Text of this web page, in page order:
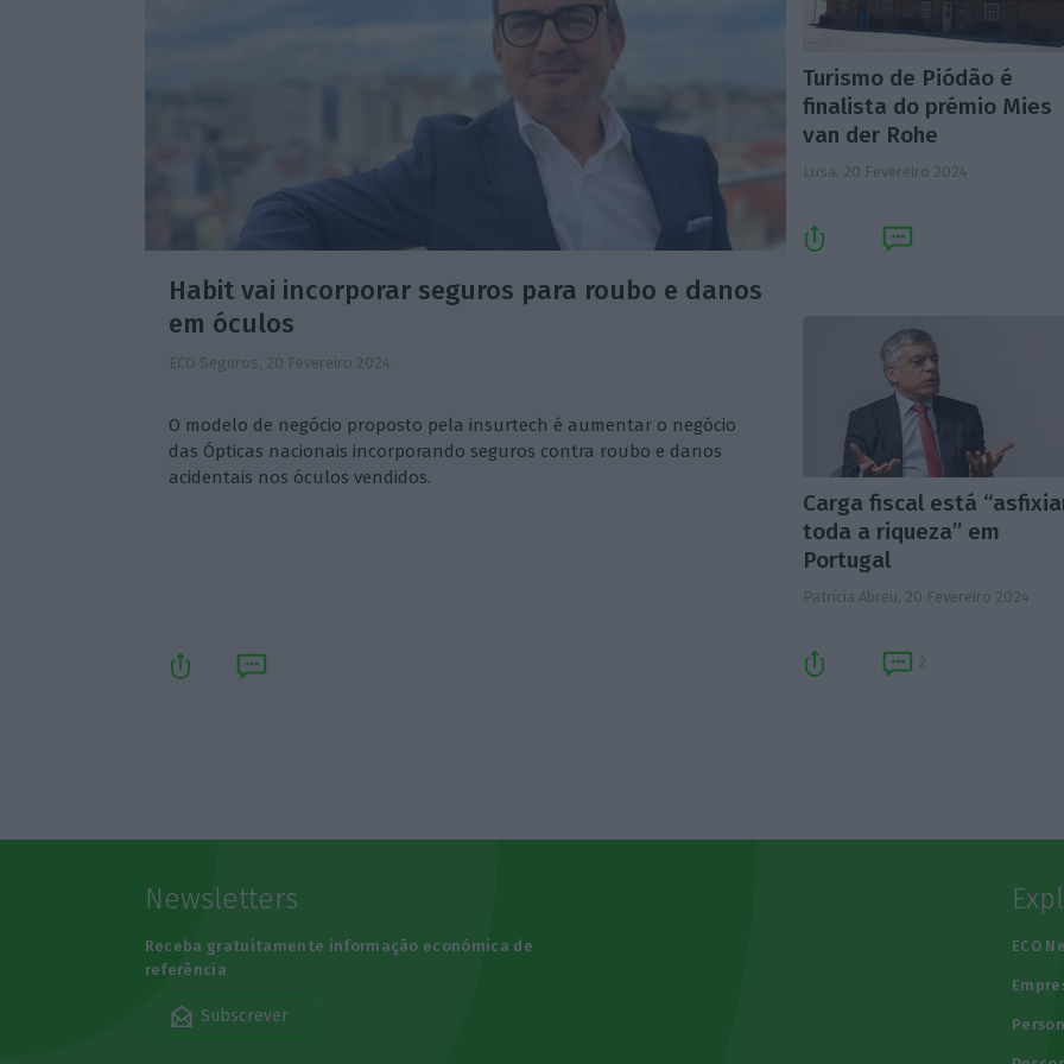
Habit vai incorporar seguros para roubo e danos
em óculos
ECO Seguros, 20 Fevereiro 2024
O modelo de negócio proposto pela insurtech é aumentar o negócio
das Ópticas nacionais incorporando seguros contra roubo e danos
acidentais nos óculos vendidos.
Turismo de Piódão é
finalista do prémio Mies
van der Rohe
Lusa, 20 Fevereiro 2024
Carga fiscal está
toda a riqueza” em
Portugal
Patrícia Abreu, 20 Fevereiro 2024
2
Newsletters
Receba gratuitamente informação económica de
referência
Subscrever
ECO